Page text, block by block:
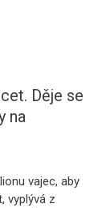
Děje se
na
vajec, aby
vyplývá z